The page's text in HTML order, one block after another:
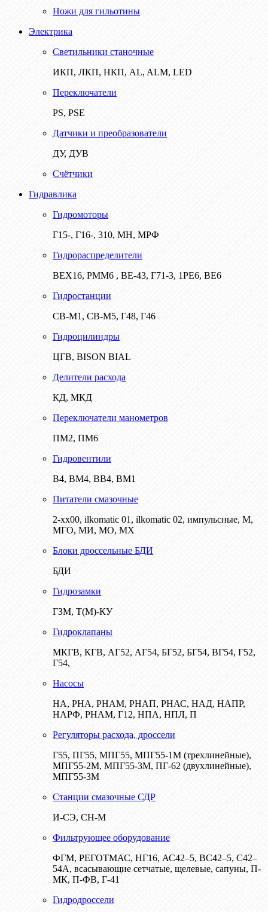
Ножи для гильотины
Электрика
Светильники станочные
ИКП, ЛКП, НКП, AL, ALM, LED
Переключатели
PS, PSE
Датчики и преобразователи
ДУ, ДУВ
Счётчики
Гидравлика
Гидромоторы
Г15-, Г16-, 310, МН, МРФ
Гидрораспределители
ВЕХ16, РММ6 , ВЕ-43, Г71-3, 1РЕ6, ВЕ6
Гидростанции
СВ-М1, СВ-М5, Г48, Г46
Гидроцилиндры
ЦГВ, BISON BIAL
Делители расхода
КД, МКД
Переключатели манометров
ПМ2, ПМ6
Гидровентили
В4, ВМ4, ВВ4, ВМ1
Питатели смазочные
2-хх00, ilkomatic 01, ilkomatic 02, импульсные, М,
МГО, МИ, МО, МХ
Блоки дроссельные БДИ
БДИ
Гидрозамки
ГЗМ, Т(М)-КУ
Гидроклапаны
МКГВ, КГВ, АГ52, АГ54, БГ52, БГ54, ВГ54, Г52,
Г54,
Насосы
НА, РНА, РНАМ, РНАП, РНАС, НАД, НАПР,
НАРФ, РНАМ, Г12, НПА, НПЛ, П
Регуляторы расхода, дроссели
Г55, ПГ55, МПГ55, МПГ55-1М (трехлинейные),
МПГ55-2М, МПГ55-3М, ПГ-62 (двухлинейные),
МПГ55-3М
Станции смазочные СДР
И-СЭ, СН-М
Фильтрующее оборудование
ФГМ, РЕГОТМАС, НГ16, АС42–5, ВС42–5, С42–
54А, всасывающие сетчатые, щелевые, сапуны, П-
МК, П-ФВ, Г-41
Гидродроссели